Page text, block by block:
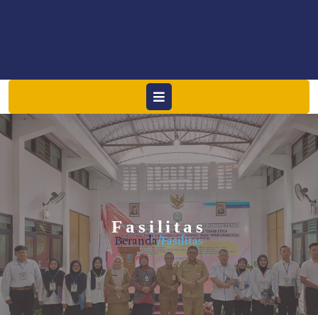
Fasilitas
Beranda/Fasilitas